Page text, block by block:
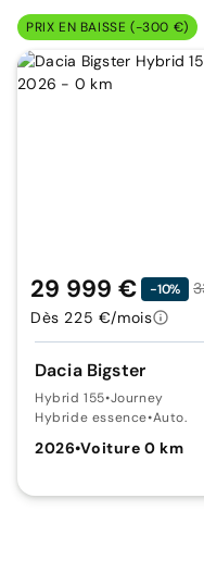
PRIX EN BAISSE (-300 €)
Dacia Bigster
Hybrid 155•Journey
Hybride essence•Auto.
2026•Voiture 0 km
29 999 € -10%
Dès 225 €/mois